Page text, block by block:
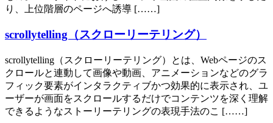
り、上位階層のページへ誘導 [……]
scrollytelling（スクローリーテリング）
scrollytelling（スクローリーテリング）とは、Webページのス
クロールと連動して画像や動画、アニメーションなどのグラ
フィック要素がインタラクティブかつ効果的に表示され、ユ
ーザーが画面をスクロールするだけでコンテンツを深く理解
できるようなストーリーテリングの表現手法のこ [……]